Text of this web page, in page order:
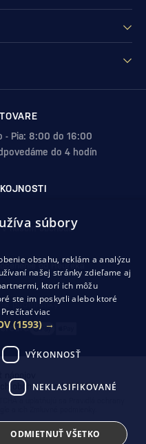
- Pia: 8:00 do 16:00
do 4 hodín
našom obchode
od Heureka
podmienky
obchodov odRIESENIA
a ich
súbory
obsahu, reklám a analýzu
našej stránky zdieľame aj
ktorí ich môžu
ste im poskytli alebo ktoré
Prečítať viac
(1593) →
VÝKONNOSŤ
NEKLASIFIKOVANÉ
ODMIETNUŤ VŠETKO